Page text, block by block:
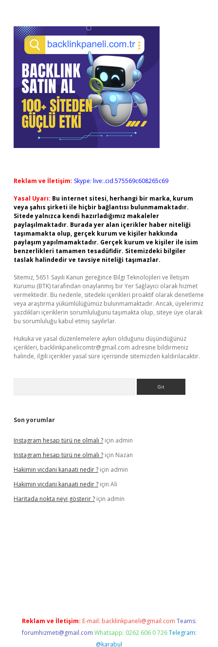
Reklam ve İletişim: Skype: live:.cid.575569c608265c69
Yasal Uyarı: Bu internet sitesi, herhangi bir marka, kurum
veya şahıs şirketi ile hiçbir bağlantısı bulunmamaktadır.
Sitede yalnızca kendi hazırladığımız makaleler
paylaşılmaktadır. Burada yer alan içerikler haber niteliği
taşımamakta olup, gerçek kurum ve kişiler hakkında
paylaşım yapılmamaktadır. Gerçek kurum ve kişiler ile isim
benzerlikleri tamamen tesadüfidir. Sitemizdeki bilgiler
taslak halindedir ve tavsiye niteliği taşımazlar.
Sitemiz, 5651 Sayılı Kanun gereğince Bilgi Teknolojileri ve İletişim
Kurumu (BTK) tarafından onaylanmış bir Yer Sağlayıcı olarak hizmet
vermektedir. Bu nedenle, sitedeki içerikleri proaktif olarak denetleme
veya araştırma yükümlülüğümüz bulunmamaktadır. Ancak, üyelerimiz
yazdıkları içeriklerin sorumluluğunu taşımakta olup, siteye üye olarak
bu sorumluluğu kabul etmiş sayılırlar.
Hukuka ve yasal düzenlemelere aykırı olduğunu düşündüğünüz
içerikleri, backlinkpanelicomtr@gmail.com adresine bildirmeniz
halinde, ilgili içerikler yasal süre içerisinde sitemizden kaldırılacaktır.
Son yorumlar
Instagram hesap türü ne olmalı ? için admin
Instagram hesap türü ne olmalı ? için Nazan
Hakimin vicdani kanaati nedir ? için admin
Hakimin vicdani kanaati nedir ? için Ali
Haritada nokta neyi gösterir ? için admin
Reklam ve İletişim: E-mail: backlinkpaneli@gmail.com Teams:
forumhizmeti@gmail.com Whatsapp: 0262 606 0 726 Telegram:
@karabul